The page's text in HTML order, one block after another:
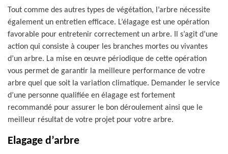
Tout comme des autres types de végétation, l’arbre nécessite
également un entretien efficace. L’élagage est une opération
favorable pour entretenir correctement un arbre. Il s’agit d’une
action qui consiste à couper les branches mortes ou vivantes
d’un arbre. La mise en œuvre périodique de cette opération
vous permet de garantir la meilleure performance de votre
arbre quel que soit la variation climatique. Demander le service
d’une personne qualifiée en élagage est fortement
recommandé pour assurer le bon déroulement ainsi que le
meilleur résultat de votre projet pour votre arbre.
Elagage d’arbre